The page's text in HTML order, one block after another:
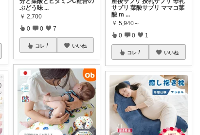
ぶどう味 ...
￥ 2,700
0 0 7
コレ いいね
サプリ 葉酸サプリ ママコ葉
酸 m ...
￥ 5,940～
0 0 1
コレ いいね